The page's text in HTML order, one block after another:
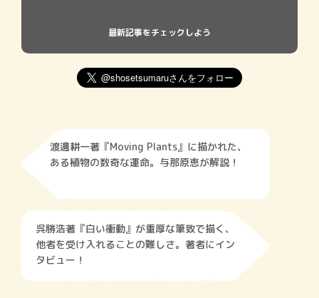
最新記事をチェックしよう
渡邊耕一著『Moving Plants』に描かれた、
ある植物の数奇な運命。与那原恵が解説！
呉勝浩著『白い衝動』が重厚な筆致で描く、
他者を受け入れることの難しさ。著者にイン
タビュー！